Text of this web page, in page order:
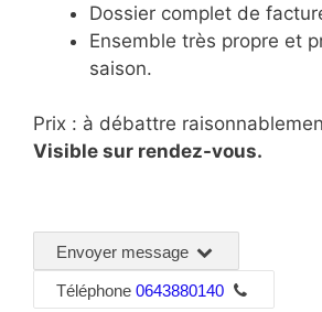
Dossier complet de
Ensemble très propre et
saison.
Prix : à débattre
Visible sur rendez-vous.
Envoyer message
Téléphone 0643880140